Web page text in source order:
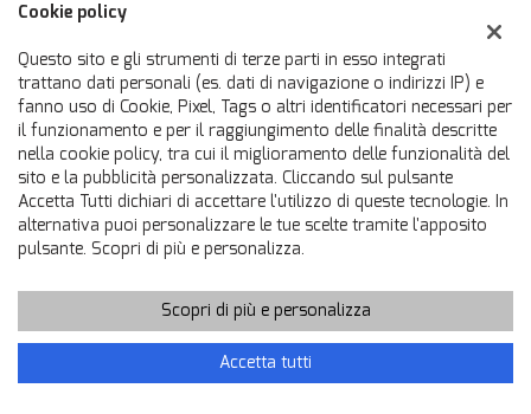
Dati fiscali:
Autosalone Miotto
Via Jesolo, 21, Ponte di Piave (TV)
C.F/P.IVA:01199580265
Registro delle imprese: TV
Copyright © 2026 GestionaleAuto.com S.r.l., Tutti i diritti riservati
Leggi l'informativa sulla privacy - Cookie Policy
Sito creato da:GestionaleAuto.com
Cookie policy
Questo sito e gli strumenti di terze parti in esso integrati
trattano dati personali (es. dati di navigazione o indirizzi IP) e
fanno uso di Cookie, Pixel, Tags o altri identificatori necessari per
il funzionamento e per il raggiungimento delle finalità descritte
nella cookie policy, tra cui il miglioramento delle funzionalità del
sito e la pubblicità personalizzata. Cliccando sul pulsante
Accetta Tutti dichiari di accettare l'utilizzo di queste tecnologie. In
alternativa puoi personalizzare le tue scelte tramite l'apposito
pulsante. Scopri di più e personalizza.
Scopri di più e personalizza
Accetta tutti